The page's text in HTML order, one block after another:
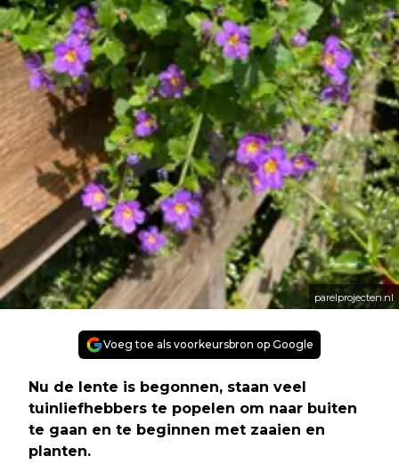
parelprojecten.nl
Voeg toe als voorkeursbron op Google
Nu de lente is begonnen, staan veel
tuinliefhebbers te popelen om naar buiten
te gaan en te beginnen met zaaien en
planten.